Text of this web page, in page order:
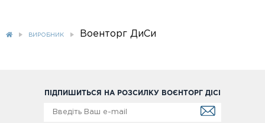
ВИРОБНИК Военторг ДиСи
ПІДПИШИТЬСЯ НА РОЗСИЛКУ ВОЄНТОРГ ДІСІ